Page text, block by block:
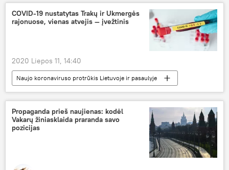
Rusija
COVID-19 nustatytas Trakų ir Ukmergės
rajonuose, vienas atvejis — įvežtinis
2020 Liepos 11, 14:40
Naujo koronaviruso protrūkis Lietuvoje ir pasaulyje
Visuomenė
Lietuva koronavirusas
Propaganda prieš naujienas: kodėl
Vakarų žiniasklaida praranda savo
pozicijas